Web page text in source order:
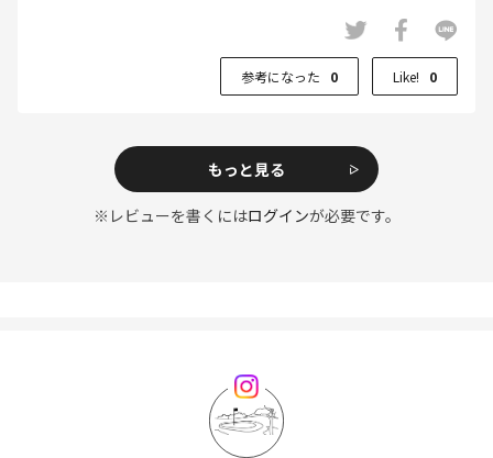
参考になった 0 Like! 0
もっと見る
※レビューを書くにはログインが必要です。